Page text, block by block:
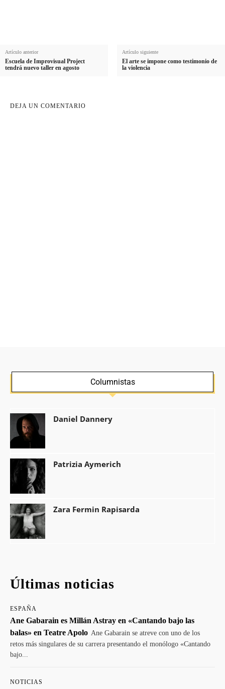
Artículo anterior
Escuela de Improvisual Project
tendrá nuevo taller en agosto
Artículo siguiente
El arte se impone como testimonio de
la violencia
DEJA UN COMENTARIO
Columnistas
Daniel Dannery
Patrizia Aymerich
Zara Fermin Rapisarda
Últimas noticias
ESPAÑA
Ane Gabarain es Millán Astray en «Cantando bajo las
balas» en Teatre Apolo Ane Gabarain se atreve con uno de los
retos más singulares de su carrera presentando el monólogo «Cantando
bajo...
NOTICIAS